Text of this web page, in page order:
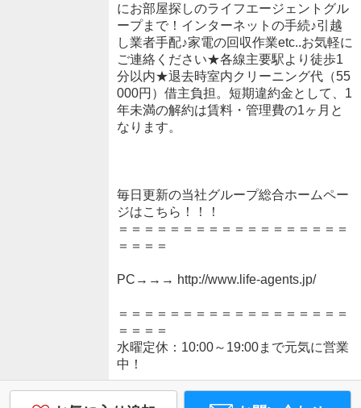
にお部屋探しのライフエージェントグル
ープまで！インターネットの手続♪引越
し業者手配♪家電の回収作業etc..お気軽に
ご連絡ください★各線主要駅より徒歩1
分以内★退去時室内クリーニング代（55
000円）借主負担。短期違約金として、1
年未満の解約は賃料・管理費の1ヶ月と
なります。
毎日更新の当社グループ総合ホームペー
ジはこちら！！！
＝＝＝＝＝＝＝＝＝＝＝＝＝＝＝＝＝＝
＝＝＝＝
PC→→→ http://www.life-agents.jp/
＝＝＝＝＝＝＝＝＝＝＝＝＝＝＝＝＝＝
＝＝＝＝
水曜定休：10:00～19:00まで元気に営業
中！